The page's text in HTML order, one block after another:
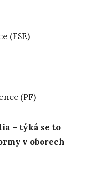
(FSE)
(PF)
– týká se to
v oborech